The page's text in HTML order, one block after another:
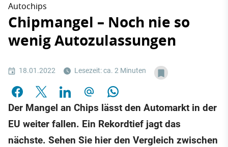
Autochips
Chipmangel – Noch nie so
wenig Autozulassungen
18.01.2022 Lesezeit: ca. 2 Minuten
Der Mangel an Chips lässt den Automarkt in der
EU weiter fallen. Ein Rekordtief jagt das
nächste. Sehen Sie hier den Vergleich zwischen